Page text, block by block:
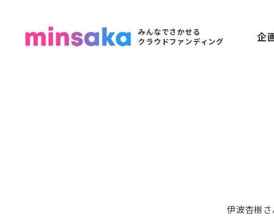
みんなでさかせる
クラウドファンディング
企
伊波杏樹